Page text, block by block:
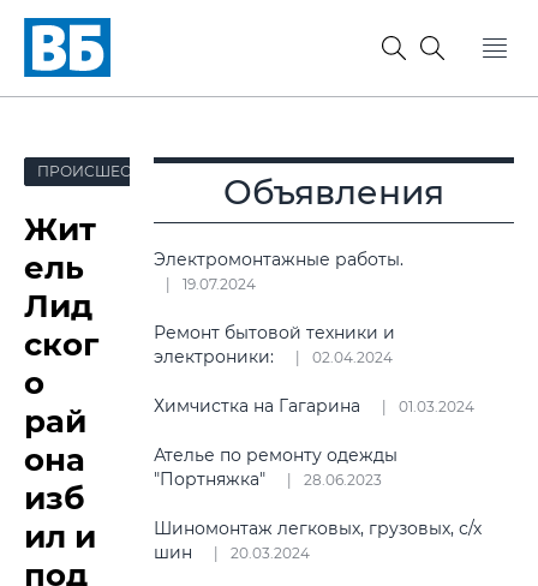
ПРОИСШЕСТВИЯ
Жит
ель
Лид
ског
о
рай
она
изб
ил и
под
Объявления
Электромонтажные работы.
19.07.2024
Ремонт бытовой техники и
электроники:
02.04.2024
Химчистка на Гагарина 01.03.2024
Ателье по ремонту одежды
"Портняжка"
28.06.2023
Шиномонтаж легковых, грузовых, с/х
шин
20.03.2024